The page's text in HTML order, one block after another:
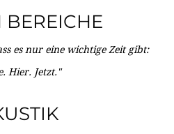
BEREICHE
es nur eine wichtige Zeit gibt:
Hier. Jetzt."